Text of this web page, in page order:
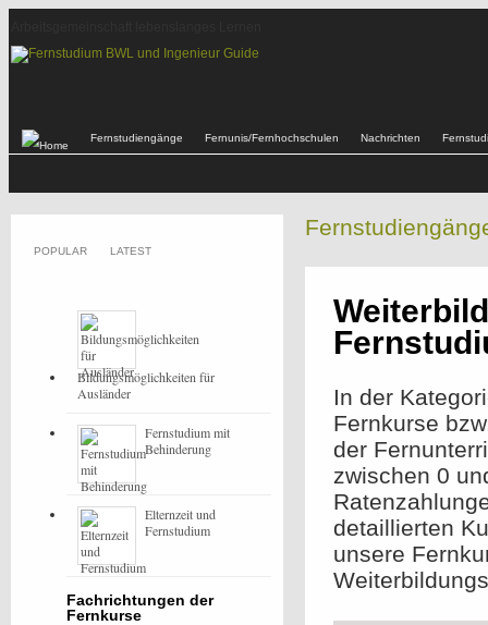
Fernstudiengänge Fernunis/Fernhochschulen Nachrichten
In der
Fernkurse
der
zwischen 0
detaillierten
unsere
POPULAR LATEST
Bildungsmöglichkeiten für
Ausländer
Fernstudium mit
Behinderung
Elternzeit und
Fernstudium
Fachrichtungen der
Fernkurse